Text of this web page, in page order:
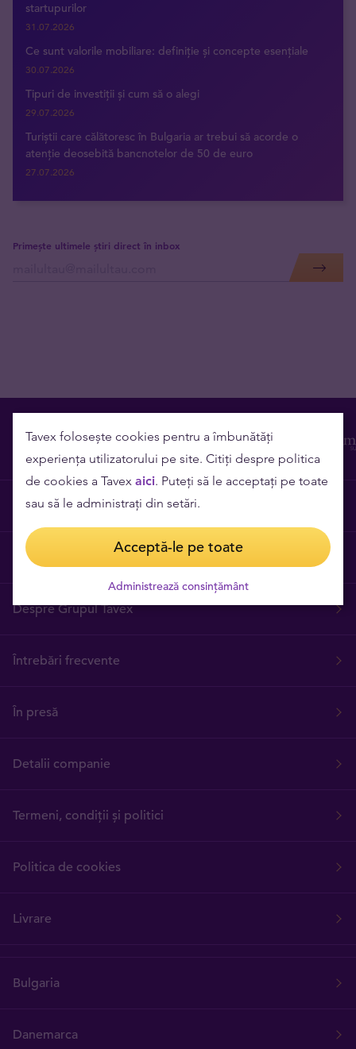
startupurilor
31.07.2026
Ce sunt valorile mobiliare: definiție și concepte esențiale
30.07.2026
Tipuri de investiții și cum să o alegi
29.07.2026
Turiștii care călătoresc în Bulgaria ar trebui să acorde o
atenție deosebită bancnotelor de 50 de euro
27.07.2026
Primește ultimele știri direct în inbox
Contact
Cariere
Despre Grupul Tavex
Întrebări frecvente
În presă
Detalii companie
Termeni, condiții și politici
Politica de cookies
Livrare
Bulgaria
Danemarca
Tavex folosește cookies pentru a îmbunătăți
experiența utilizatorului pe site. Citiți despre politica
de cookies a Tavex aici. Puteți să le acceptați pe toate
sau să le administrați din setări.
Acceptă-le pe toate
Administrează consințământ